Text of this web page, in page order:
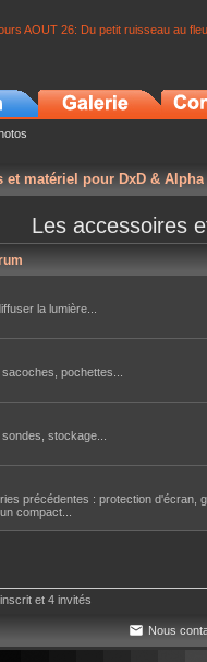
AOUT 26: Du petit ruisseau au
et matériel pour DxD & Alpha
Les accessoires
la lumière...
pochettes...
stockage...
précédentes : protection d'écran,
compact...
et 4 invités
Nous